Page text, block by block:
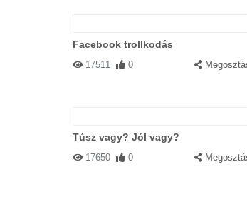
Facebook trollkodás
17511 0
Túsz vagy? Jól vagy?
17650 0